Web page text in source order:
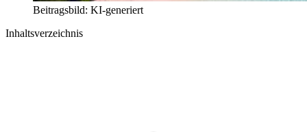
Beitragsbild: KI-generiert
Inhaltsverzeichnis